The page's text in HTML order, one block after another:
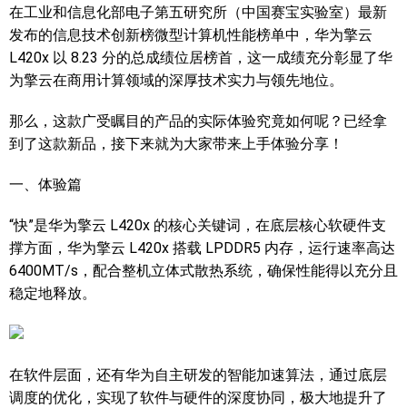
在工业和信息化部电子第五研究所（中国赛宝实验室）最新
发布的信息技术创新榜微型计算机性能榜单中，华为擎云
L420x 以 8.23 分的总成绩位居榜首，这一成绩充分彰显了华
为擎云在商用计算领域的深厚技术实力与领先地位。
那么，这款广受瞩目的产品的实际体验究竟如何呢？已经拿
到了这款新品，接下来就为大家带来上手体验分享！
一、体验篇
“快”是华为擎云 L420x 的核心关键词，在底层核心软硬件支
撑方面，华为擎云 L420x 搭载 LPDDR5 内存，运行速率高达
6400MT/s，配合整机立体式散热系统，确保性能得以充分且
稳定地释放。
在软件层面，还有华为自主研发的智能加速算法，通过底层
调度的优化，实现了软件与硬件的深度协同，极大地提升了